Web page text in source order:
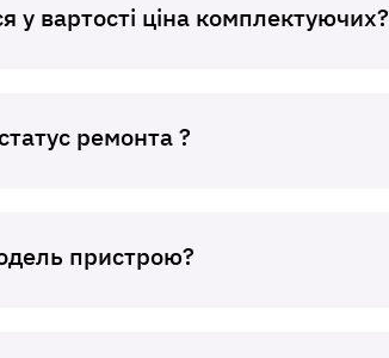
у вартості ціна комплектуючих?
ремонта ?
пристрою?